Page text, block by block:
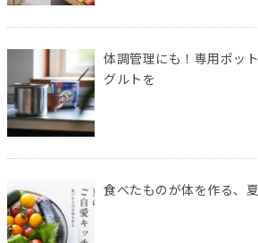
体調管理にも！専用ポッ
グルトを
食べたものが体を作る、